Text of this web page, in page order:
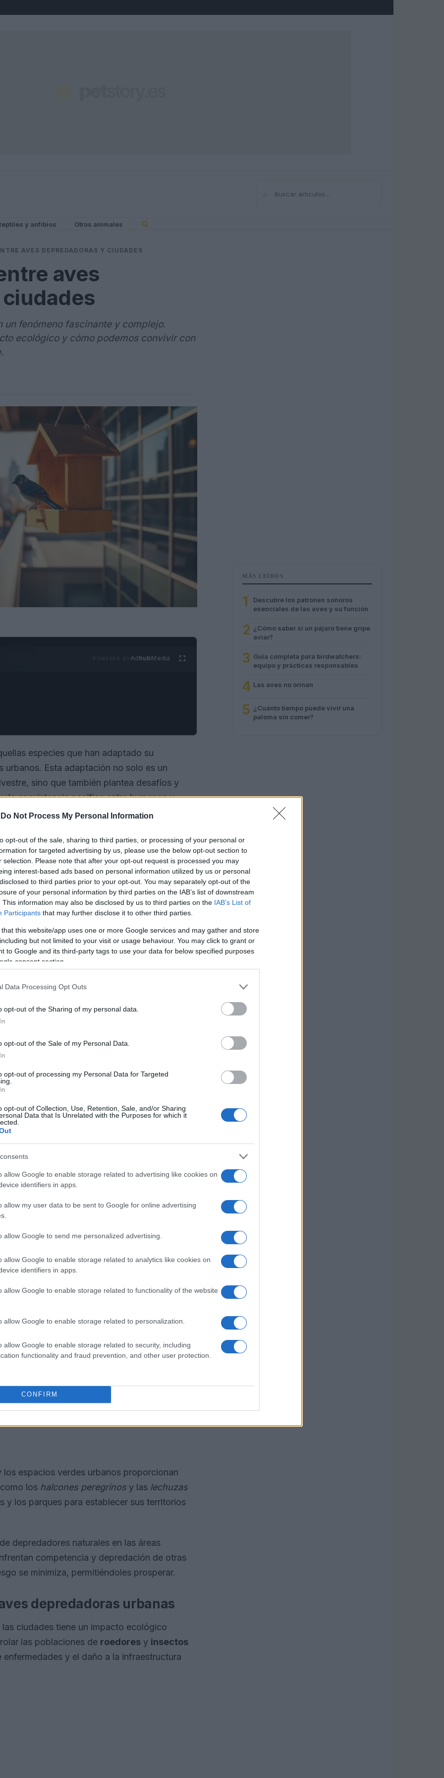
Do Not Process My Personal Information
opt-out of the sale, sharing to third parties, or processing of your personal or
for targeted advertising by us, please use the below opt-out section to
selection. Please note that after your opt-out request is processed you may
interest-based ads based on personal information utilized by us or personal
to third parties prior to your opt-out. You may separately opt-out of the
of your personal information by third parties on the IAB’s list of downstream
This information may also be disclosed by us to third parties on the IAB’s List of
Participants that may further disclose it to other third parties.
that this website/app uses one or more Google services and may gather and store
but not limited to your visit or usage behaviour. You may click to grant or
to Google and its third-party tags to use your data for below specified purposes
consent section.
Data Processing Opt Outs
opt-out of the Sharing of my personal data.
opt-out of the Sale of my Personal Data.
opt-out of processing my Personal Data for Targeted
opt-out of Collection, Use, Retention, Sale, and/or Sharing
Data that Is Unrelated with the Purposes for which it
allow Google to enable storage related to advertising like cookies on
identifiers in apps.
allow my user data to be sent to Google for online advertising
allow Google to send me personalized advertising.
allow Google to enable storage related to analytics like cookies on
identifiers in apps.
allow Google to enable storage related to functionality of the website
allow Google to enable storage related to personalization.
allow Google to enable storage related to security, including
functionality and fraud prevention, and other user protection.
CONFIRM
Buscar
y anfibios Otros animales
AVES DEPREDADORAS Y CIUDADES
aves
fenómeno fascinante y complejo.
ecológico y cómo podemos convivir con
AdhubMedia
especies que han adaptado su
Esta adaptación no solo es un
sino que también plantea desafíos y
la coexistencia pacífica entre humanos y
ciudades es crucial para apreciar su papel
de coexistencia. Estas aves, como las
en las ciudades un hábitat rico en
como la contaminación y la pérdida de
detrás de esta adaptación, el impacto
y las mejores prácticas para una
la importancia de la observación
fauna urbana.
cazan en ciudades
entornos urbanos por varias razones. Una de
Las ciudades ofrecen una abundancia de
que constituyen una fuente de alimento
espacios verdes urbanos proporcionan
los halcones peregrinos y las lechuzas
y los parques para establecer sus territorios
depredadores naturales en las áreas
competencia y depredación de otras
se minimiza, permitiéndoles prosperar.
depredadoras urbanas
ciudades tiene un impacto ecológico
las poblaciones de roedores y insectos
y el daño a la infraestructura
MÁS LEÍDOS
1
Descubre los patrones sonoros
esenciales de las aves y su función
2 ¿Cómo saber si un pájaro tiene gripe
aviar?
3 Guía completa para birdwatchers:
equipo y prácticas responsables
4 Las aves no orinan
5 ¿Cuánto tiempo puede vivir una
paloma sin comer?